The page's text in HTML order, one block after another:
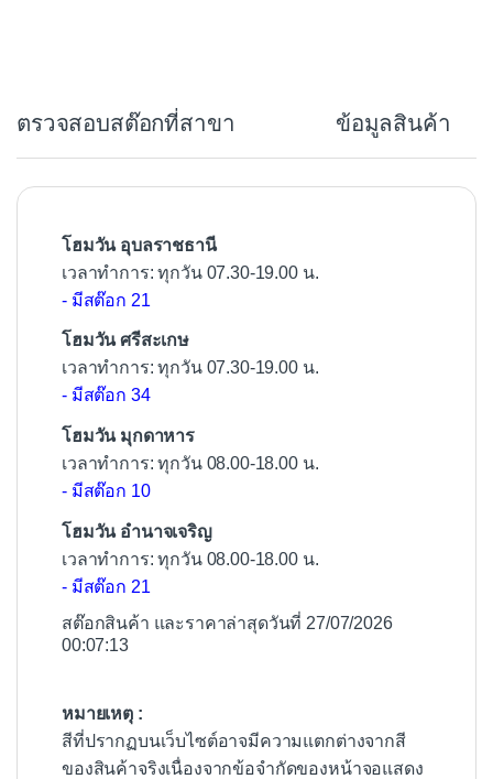
o
o
ตรวจสอบสต๊อกที่สาขา ข้อมูลสินค้า
โฮมวัน อุบลราชธานี
เวลาทำการ: ทุกวัน 07.30-19.00 น.
- มีสต๊อก 21
โฮมวัน ศรีสะเกษ
เวลาทำการ: ทุกวัน 07.30-19.00 น.
- มีสต๊อก 34
โฮมวัน มุกดาหาร
เวลาทำการ: ทุกวัน 08.00-18.00 น.
- มีสต๊อก 10
โฮมวัน อำนาจเจริญ
เวลาทำการ: ทุกวัน 08.00-18.00 น.
- มีสต๊อก 21
สต๊อกสินค้า และราคาล่าสุดวันที่ 27/07/2026
00:07:13
หมายเหตุ :
สีที่ปรากฏบนเว็บไซต์อาจมีความแตกต่างจากสี
ของสินค้าจริงเนื่องจากข้อจำกัดของหน้าจอแสดง